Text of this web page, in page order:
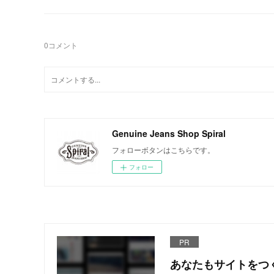
0コメント
Genuine Jeans Shop Spiral
フォローボタンはこちらです。
フォロー
PR
あなたもサイトを